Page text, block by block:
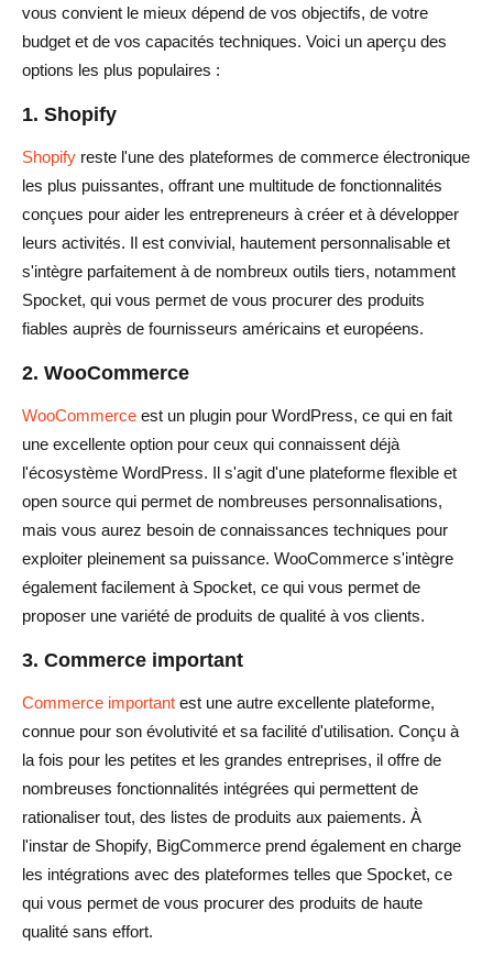
vous convient le mieux dépend de vos objectifs, de votre
budget et de vos capacités techniques. Voici un aperçu des
options les plus populaires :
1. Shopify
Shopify reste l'une des plateformes de commerce électronique
les plus puissantes, offrant une multitude de fonctionnalités
conçues pour aider les entrepreneurs à créer et à développer
leurs activités. Il est convivial, hautement personnalisable et
s'intègre parfaitement à de nombreux outils tiers, notamment
Spocket, qui vous permet de vous procurer des produits
fiables auprès de fournisseurs américains et européens.
2. WooCommerce
WooCommerce est un plugin pour WordPress, ce qui en fait
une excellente option pour ceux qui connaissent déjà
l'écosystème WordPress. Il s'agit d'une plateforme flexible et
open source qui permet de nombreuses personnalisations,
mais vous aurez besoin de connaissances techniques pour
exploiter pleinement sa puissance. WooCommerce s'intègre
également facilement à Spocket, ce qui vous permet de
proposer une variété de produits de qualité à vos clients.
3. Commerce important
Commerce important est une autre excellente plateforme,
connue pour son évolutivité et sa facilité d'utilisation. Conçu à
la fois pour les petites et les grandes entreprises, il offre de
nombreuses fonctionnalités intégrées qui permettent de
rationaliser tout, des listes de produits aux paiements. À
l'instar de Shopify, BigCommerce prend également en charge
les intégrations avec des plateformes telles que Spocket, ce
qui vous permet de vous procurer des produits de haute
qualité sans effort.